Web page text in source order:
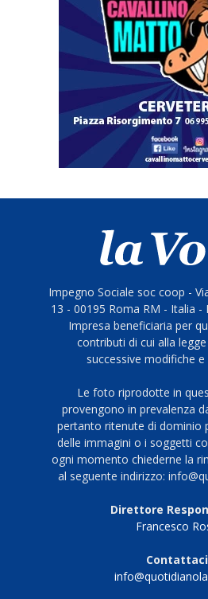
Impegno Sociale soc coop -
13 - 00195 Roma RM - Italia -
Impresa beneficiaria per
contributi di cui alla
successive modifiche
Le foto riprodotte in
provengono in prevalenza
pertanto ritenute di dominio
delle immagini o i soggetti
ogni momento chiederne la
al seguente indirizzo:
Direttore
Francesco
Contattaci